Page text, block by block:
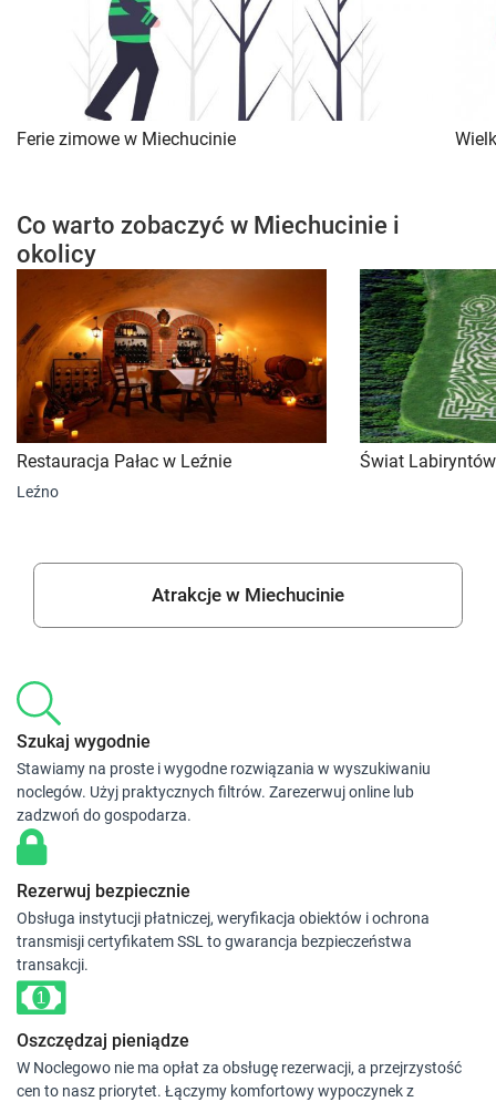
Ferie zimowe w Miechucinie
Co warto zobaczyć w Miechucinie i
okolicy
Restauracja Pałac w Leźnie
Leźno
Świat Labiryntów
Atrakcje w Miechucinie
Szukaj wygodnie
Stawiamy na proste i wygodne rozwiązania w wyszukiwaniu
noclegów. Użyj praktycznych filtrów. Zarezerwuj online lub
zadzwoń do gospodarza.
Rezerwuj bezpiecznie
Obsługa instytucji płatniczej, weryfikacja obiektów i ochrona
transmisji certyfikatem SSL to gwarancja bezpieczeństwa
transakcji.
Oszczędzaj pieniądze
W Noclegowo nie ma opłat za obsługę rezerwacji, a przejrzystość
cen to nasz priorytet. Łączymy komfortowy wypoczynek z